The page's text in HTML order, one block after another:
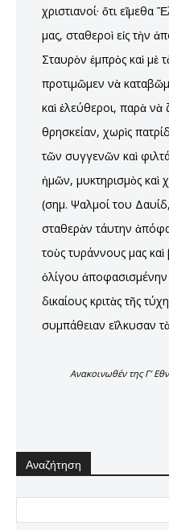
χριστιανοί· ὅτι εἴμεθα
μας, σταθεροὶ εἰς τὴν
Σταυρὸν ἐμπρὸς καὶ μὲ
προτιμῶμεν νὰ
καὶ ἐλεύθεροι, παρὰ
θρησκείαν, χωρὶς
τῶν συγγενῶν καὶ
ἡμῶν, μυκτηρισμὸς καὶ
(σημ. Ψαλμοί του
σταθερὰν τάυτην
τοὺς τυράννους μας
ὀλίγου
δικαίους κριτὰς τῆς
συμπάθειαν εἵλκυσαν
Ανακοινωθέν της Γ’
Αναζήτηση